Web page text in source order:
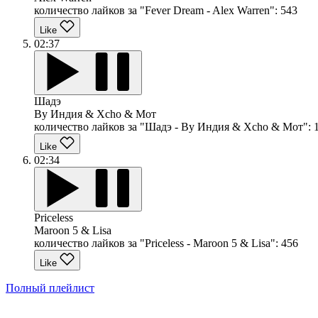
количество лайков за "Fever Dream - Alex Warren": 543
Like
02:37
Шадэ
By Индия & Xcho & Мот
количество лайков за "Шадэ - By Индия & Xcho & Мот":
Like
02:34
Priceless
Maroon 5 & Lisa
количество лайков за "Priceless - Maroon 5 & Lisa": 456
Like
Полный плейлист